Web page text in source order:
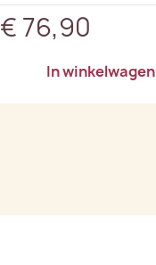
€ 76,90
In winkelwagen